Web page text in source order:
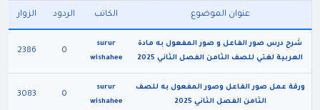
عنوان الموضوع الكاتب الردود الزوار
شرح درس صور الفاعل و صور المفعول به مادة
العربية لغتي للصف الثامن الفصل الثاني 2025
surur
wishahee
0
2386
ورقة عمل صور الفاعل وصور المفعول به للصف
الثامن الفصل الثاني 2025
surur
wishahee
0
3083